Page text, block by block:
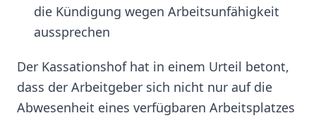
die Kündigung wegen Arbeitsunfähigkeit
aussprechen
Der Kassationshof hat in einem Urteil betont,
dass der Arbeitgeber sich nicht nur auf die
Abwesenheit eines verfügbaren Arbeitsplatzes